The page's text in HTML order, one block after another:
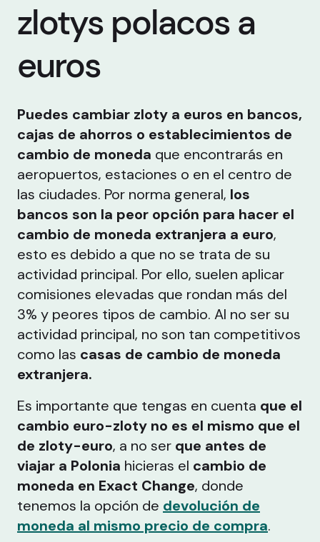
zlotys polacos a
euros
Puedes cambiar zloty a euros en bancos,
cajas de ahorros o establecimientos de
cambio de moneda que encontrarás en
aeropuertos, estaciones o en el centro de
las ciudades. Por norma general, los
bancos son la peor opción para hacer el
cambio de moneda extranjera a euro,
esto es debido a que no se trata de su
actividad principal. Por ello, suelen aplicar
comisiones elevadas que rondan más del
3% y peores tipos de cambio. Al no ser su
actividad principal, no son tan competitivos
como las casas de cambio de moneda
extranjera.
Es importante que tengas en cuenta que el
cambio euro-zloty no es el mismo que el
de zloty-euro, a no ser que antes de
viajar a Polonia hicieras el cambio de
moneda en Exact Change, donde
tenemos la opción de devolución de
moneda al mismo precio de compra.